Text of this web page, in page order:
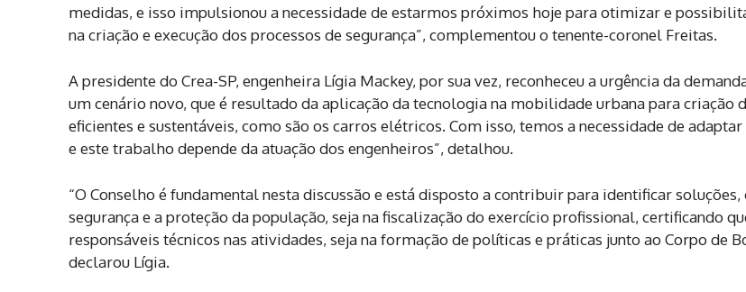
medidas, e isso impulsionou a necessidade de estarmos próximos hoje para otimizar e
na criação e execução dos processos de segurança”, complementou o tenente-coronel Freitas.
A presidente do Crea-SP, engenheira Lígia Mackey, por sua vez, reconheceu a urgência da
um cenário novo, que é resultado da aplicação da tecnologia na mobilidade urbana para criação
eficientes e sustentáveis, como são os carros elétricos. Com isso, temos a necessidade de adaptar
e este trabalho depende da atuação dos engenheiros”, detalhou.
“O Conselho é fundamental nesta discussão e está disposto a contribuir para identificar
segurança e a proteção da população, seja na fiscalização do exercício profissional, certificando
responsáveis técnicos nas atividades, seja na formação de políticas e práticas junto ao Corpo de
declarou Lígia.